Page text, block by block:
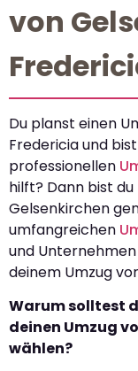
von
Du planst einen
Fredericia und
professionellen
hilft? Dann bist
Gelsenkirchen
umfangreichen
und
deinem Umzug
Warum solltest
deinen Umzug
wählen?